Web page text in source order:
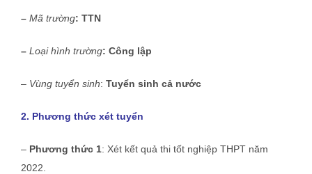
– Mã trường: TTN
– Loại hình trường: Công lập
– Vùng tuyển sinh: Tuyển sinh cả nước
2. Phương thức xét tuyển
– Phương thức 1: Xét kết quả thi tốt nghiệp THPT năm
2022.